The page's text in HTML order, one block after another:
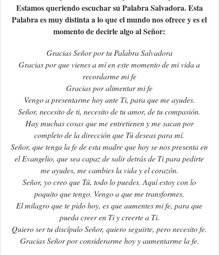
Estamos queriendo escuchar su Palabra Salvadora. Esta
Palabra es muy distinta a lo que el mundo nos ofrece y es el
momento de decirle algo al Señor:
Gracias Señor por tu Palabra Salvadora
Gracias por que vienes a mí en este momento de mi vida a
recordarme mi fe
Gracias por alimentar mi fe
Vengo a presentarme hoy ante Ti, para que me ayudes.
Señor, necesito de ti, necesito de tu amor, de tu compasión.
Hay muchas cosas que me entretienen y me sacan por
completo de la dirección que Tú deseas para mí.
Señor, que tenga la fe de esta madre que hoy se nos presenta en
el Evangelio, que sea capaz de salir detrás de Ti para pedirte
me ayudes, me cambies la vida y el corazón.
Señor, yo creo que Tú, todo lo puedes. Aquí estoy con lo
poquito que tengo. Vengo a que me transformes.
El milagro que te pido hoy, es que aumentes mi fe, para que
pueda creer en Ti y creerte a Ti.
Quiero ser tu discípulo Señor, quiero seguirte, pero necesito fe.
Gracias Señor por considerarme hoy y aumentarme la fe.